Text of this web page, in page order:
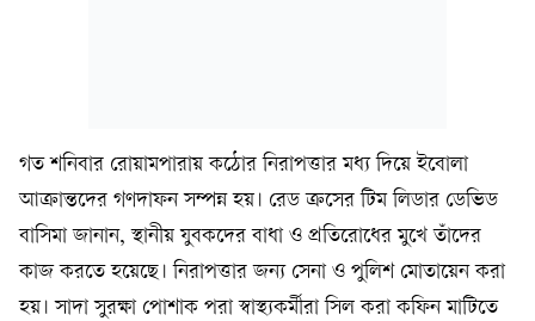
গত শনিবার রোয়ামপারায় কঠোর নিরাপত্তার মধ্য দিয়ে ইবোলা
আক্রান্তদের গণদাফন সম্পন্ন হয়। রেড ক্রসের টিম লিডার ডেভিড
বাসিমা জানান, স্থানীয় যুবকদের বাধা ও প্রতিরোধের মুখে তাঁদের
কাজ করতে হয়েছে। নিরাপত্তার জন্য সেনা ও পুলিশ মোতায়েন করা
হয়। সাদা সুরক্ষা পোশাক পরা স্বাস্থ্যকর্মীরা সিল করা কফিন মাটিতে